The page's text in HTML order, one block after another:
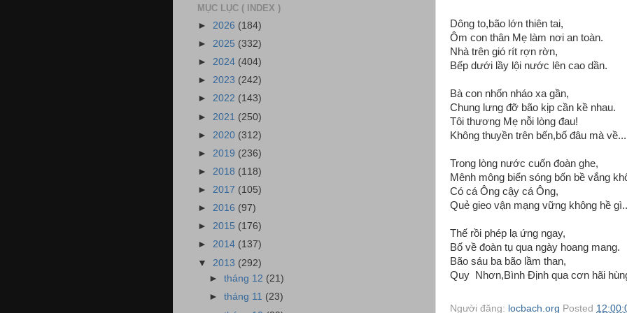
Dông to,bão lớn thiên tai,
Ôm con thân Mẹ làm nơi an toàn.
Nhà trên gió rít rợn rờn,
Bếp dưới lầy lội nước lên cao dần.
Bà con nhốn nháo xa gần,
Chung lưng đỡ bão kịp cần kề nhau.
Tôi thương Mẹ nỗi lòng đau!
Không thuyền trên bến,bố đâu mà
Trong lòng nước cuốn đoàn ghe,
Mênh mông biển sóng bốn bề vắng
Có cá Ông cậy cá Ông,
Quẻ gieo vận mạng vững không hề
Thế rồi phép lạ ứng ngay,
Bố về đoàn tụ qua ngày hoang mang.
Bão sáu ba bão lầm than,
Quy Nhơn,Bình Định qua cơn hãi
Người đăng: locbach.org Posted
MỤC LỤC ( INDEX )
► 2026 (184)
► 2025 (332)
► 2024 (404)
► 2023 (242)
► 2022 (143)
► 2021 (250)
► 2020 (312)
► 2019 (236)
► 2018 (118)
► 2017 (105)
► 2016 (97)
► 2015 (176)
► 2014 (137)
▼ 2013 (292)
►tháng 12 (21)
►tháng 11 (23)